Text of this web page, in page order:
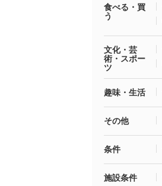
食べる・買
う
文化・芸
術・スポー
ツ
趣味・生活
その他
条件
施設条件